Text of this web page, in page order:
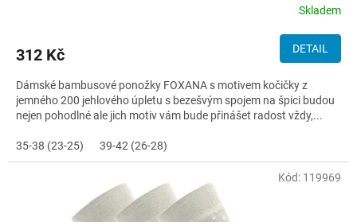
Skladem
312 Kč DETAIL
Dámské bambusové ponožky FOXANA s motivem kočičky z
jemného 200 jehlového úpletu s bezešvým spojem na špici budou
nejen pohodlné ale jich motiv vám bude přinášet radost vždy,...
35-38 (23-25) 39-42 (26-28)
Kód: 119969